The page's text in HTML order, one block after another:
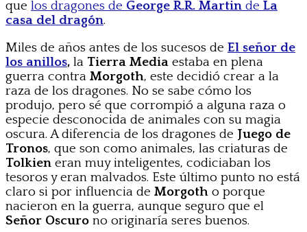
que los dragones de George R.R. Martin de La
casa del dragón.
Miles de años antes de los sucesos de El señor de
los anillos, la Tierra Media estaba en plena
guerra contra Morgoth, este decidió crear a la
raza de los dragones. No se sabe cómo los
produjo, pero sé que corrompió a alguna raza o
especie desconocida de animales con su magia
oscura. A diferencia de los dragones de Juego de
Tronos, que son como animales, las criaturas de
Tolkien eran muy inteligentes, codiciaban los
tesoros y eran malvados. Este último punto no está
claro si por influencia de Morgoth o porque
nacieron en la guerra, aunque seguro que el
Señor Oscuro no originaría seres buenos.